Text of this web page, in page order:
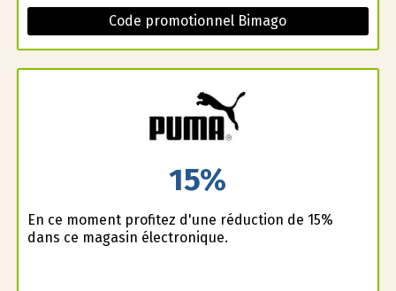
Code promotionnel Bimago
15%
En ce moment profitez d'une réduction de 15%
dans ce magasin électronique.